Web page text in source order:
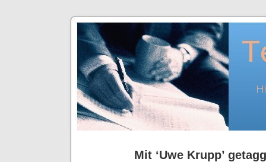
Mit ‘Uwe Krupp’